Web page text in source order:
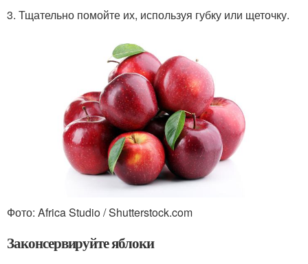
3. Тщательно помойте их, используя губку или щеточку.
Фото: Africa Studio / Shutterstock.com
Законсервируйте яблоки